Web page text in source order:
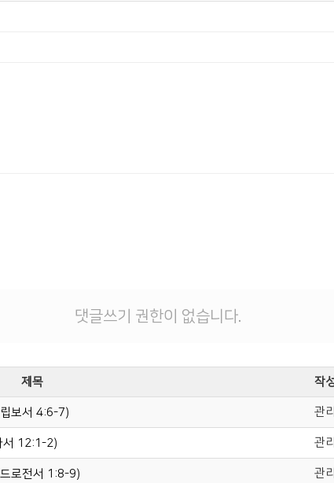
댓글쓰기 권한이 없습니다.
제목 작
보서 4:6-7) 관
서 12:1-2) 관
로전서 1:8-9) 관